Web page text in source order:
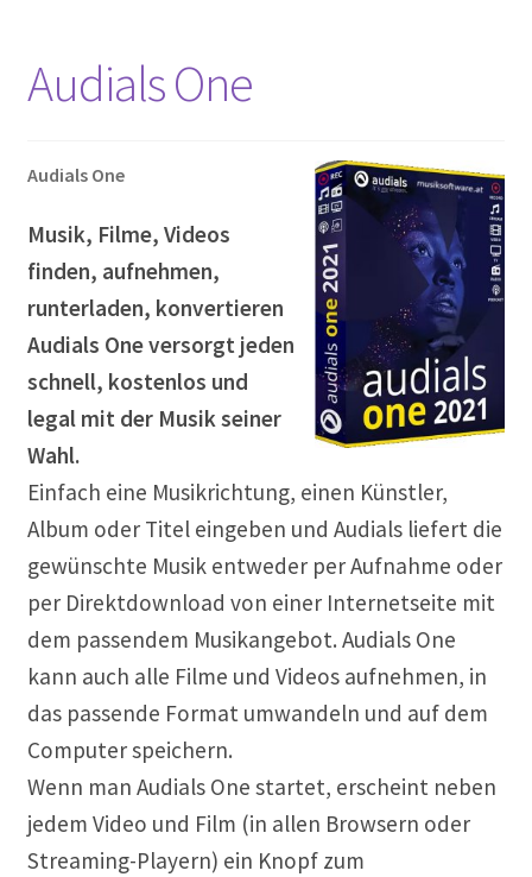
Audials One
Audials One
Musik, Filme, Videos
finden, aufnehmen,
runterladen, konvertieren
Audials One versorgt jeden
schnell, kostenlos und
legal mit der Musik seiner
Wahl.
Einfach eine Musikrichtung, einen Künstler,
Album oder Titel eingeben und Audials liefert die
gewünschte Musik entweder per Aufnahme oder
per Direktdownload von einer Internetseite mit
dem passendem Musikangebot. Audials One
kann auch alle Filme und Videos aufnehmen, in
das passende Format umwandeln und auf dem
Computer speichern.
Wenn man Audials One startet, erscheint neben
jedem Video und Film (in allen Browsern oder
Streaming-Playern) ein Knopf zum